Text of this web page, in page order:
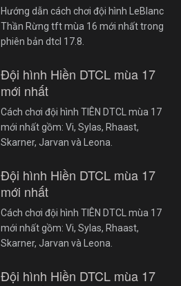
Hướng dẫn cách chơi đội hình LeBlanc
Thần Rừng tft mùa 16 mới nhất trong
phiên bản dtcl 17.8.
Đội hình Hiền DTCL mùa 17
mới nhất
Cách chơi đội hình TIÊN DTCL mùa 17
mới nhất gồm: Vi, Sylas, Rhaast,
Skarner, Jarvan và Leona.
Đội hình Hiền DTCL mùa 17
mới nhất
Cách chơi đội hình TIÊN DTCL mùa 17
mới nhất gồm: Vi, Sylas, Rhaast,
Skarner, Jarvan và Leona.
Đội hình Hiền DTCL mùa 17